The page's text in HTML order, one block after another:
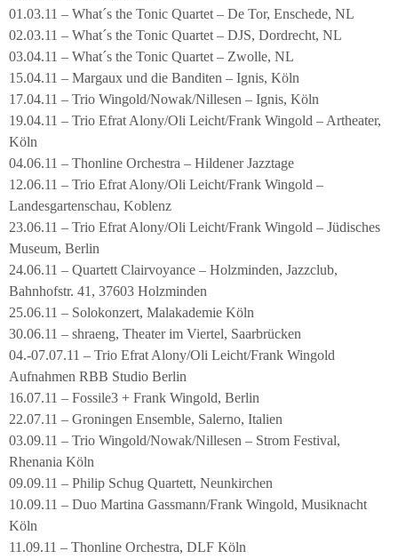
01.03.11 – What´s the Tonic Quartet – De Tor, Enschede, NL
02.03.11 – What´s the Tonic Quartet – DJS, Dordrecht, NL
03.04.11 – What´s the Tonic Quartet – Zwolle, NL
15.04.11 – Margaux und die Banditen – Ignis, Köln
17.04.11 – Trio Wingold/Nowak/Nillesen – Ignis, Köln
19.04.11 – Trio Efrat Alony/Oli Leicht/Frank Wingold – Artheater,
Köln
04.06.11 – Thonline Orchestra – Hildener Jazztage
12.06.11 – Trio Efrat Alony/Oli Leicht/Frank Wingold –
Landesgartenschau, Koblenz
23.06.11 – Trio Efrat Alony/Oli Leicht/Frank Wingold – Jüdisches
Museum, Berlin
24.06.11 – Quartett Clairvoyance – Holzminden, Jazzclub,
Bahnhofstr. 41, 37603 Holzminden
25.06.11 – Solokonzert, Malakademie Köln
30.06.11 – shraeng, Theater im Viertel, Saarbrücken
04.-07.07.11 – Trio Efrat Alony/Oli Leicht/Frank Wingold
Aufnahmen RBB Studio Berlin
16.07.11 – Fossile3 + Frank Wingold, Berlin
22.07.11 – Groningen Ensemble, Salerno, Italien
03.09.11 – Trio Wingold/Nowak/Nillesen – Strom Festival,
Rhenania Köln
09.09.11 – Philip Schug Quartett, Neunkirchen
10.09.11 – Duo Martina Gassmann/Frank Wingold, Musiknacht
Köln
11.09.11 – Thonline Orchestra, DLF Köln